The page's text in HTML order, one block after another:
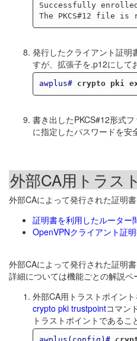
Successfully
発行したクライアント証明
すが、拡張子を.p12にして
awplus# crypto pki
書き出したPKCS#12形式
に指定したパスワードを安
外部CA用トラス
外部CAによって発行された証明
証明書を利用したルーター
OpenVPNクライアント証
外部CAによって発行された証明
詳細については機能ごとの解説ペ
外部CA用トラストポイント
crypto pki trustpointコマン
トラストポイントであるこ